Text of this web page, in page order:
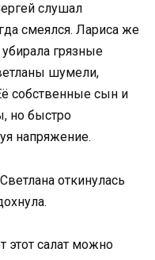
слушал
смеялся. Лариса же
грязные
шумели,
собственные сын и
но быстро
напряжение.
откинулась
этот салат можно